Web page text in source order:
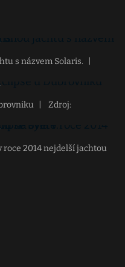
s názvem Solaris.
Zdroj:
roce 2014 nejdelší jachtou